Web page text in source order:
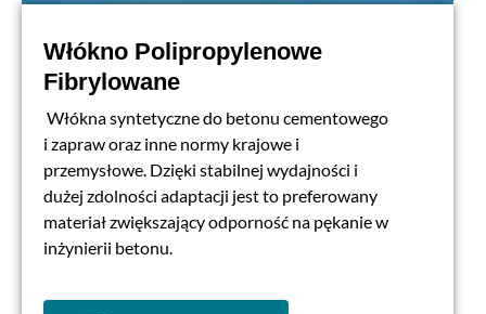
Włókno Polipropylenowe
Fibrylowane
Włókna syntetyczne do betonu cementowego
i zapraw oraz inne normy krajowe i
przemysłowe. Dzięki stabilnej wydajności i
dużej zdolności adaptacji jest to preferowany
materiał zwiększający odporność na pękanie w
inżynierii betonu.